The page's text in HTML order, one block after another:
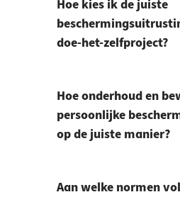
Hoe kies ik de juiste
doe-het-zelfproject?
Hoe onderhoud en
persoonlijke
op de juiste manier?
Aan welke normen